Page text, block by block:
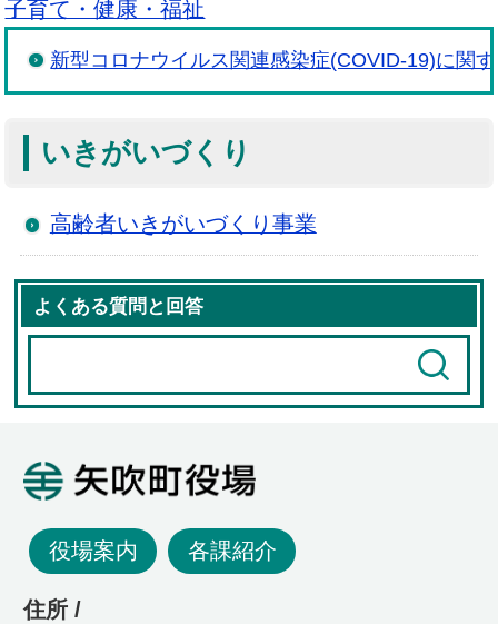
子育て・健康・福祉
新型コロナウイルス関連感染症(COVID-19)に関
いきがいづくり
高齢者いきがいづくり事業
よくある質問と回答
役場案内 各課紹介
住所 /